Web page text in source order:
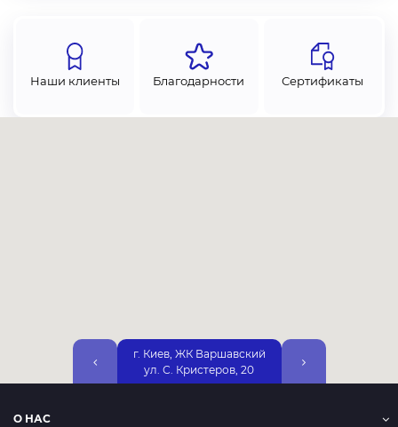
Наши клиенты Благодарности Сертификаты
г. Киев, ЖК Варшавский
ул. С. Кристеров, 20
Набережная, 25А,
О НАС